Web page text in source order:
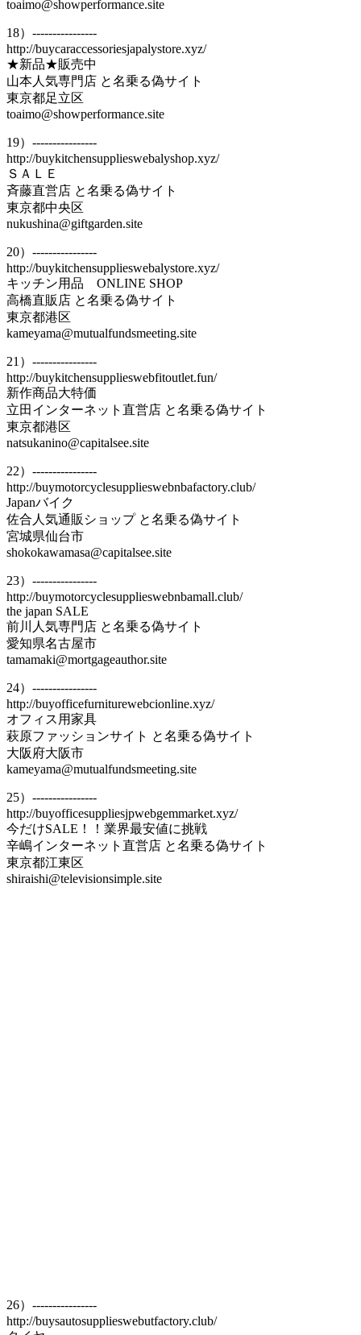
toaimo@showperformance.site
18）----------------
http://buycaraccessoriesjapalystore.xyz/
★新品★販売中
山本人気専門店 と名乗る偽サイト
東京都足立区
toaimo@showperformance.site
19）----------------
http://buykitchensupplieswebalyshop.xyz/
ＳＡＬＥ
斉藤直営店 と名乗る偽サイト
東京都中央区
nukushina@giftgarden.site
20）----------------
http://buykitchensupplieswebalystore.xyz/
キッチン用品 ONLINE SHOP
高橋直販店 と名乗る偽サイト
東京都港区
kameyama@mutualfundsmeeting.site
21）----------------
http://buykitchensupplieswebfitoutlet.fun/
新作商品大特価
立田インターネット直営店 と名乗る偽サイト
東京都港区
natsukanino@capitalsee.site
22）----------------
http://buymotorcyclesupplieswebnbafactory.club/
Japanバイク
佐合人気通販ショップ と名乗る偽サイト
宮城県仙台市
shokokawamasa@capitalsee.site
23）----------------
http://buymotorcyclesupplieswebnbamall.club/
the japan SALE
前川人気専門店 と名乗る偽サイト
愛知県名古屋市
tamamaki@mortgageauthor.site
24）----------------
http://buyofficefurniturewebcionline.xyz/
オフィス用家具
萩原ファッションサイト と名乗る偽サイト
大阪府大阪市
kameyama@mutualfundsmeeting.site
25）----------------
http://buyofficesuppliesjpwebgemmarket.xyz/
今だけSALE！！業界最安値に挑戦
辛嶋インターネット直営店 と名乗る偽サイト
東京都江東区
shiraishi@televisionsimple.site
26）----------------
http://buysautosupplieswebutfactory.club/